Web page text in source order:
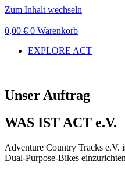
Zum Inhalt wechseln
0,00 € 0 Warenkorb
EXPLORE ACT
Unser Auftrag
WAS IST ACT e.V.
Adventure Country Tracks e.V.
Dual-Purpose-Bikes